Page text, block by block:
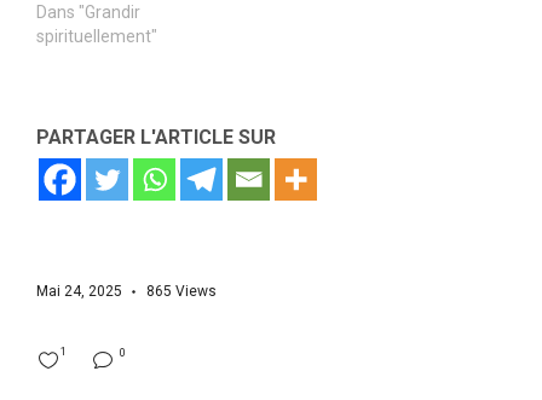
Dans "Grandir
spirituellement"
PARTAGER L'ARTICLE SUR
Mai 24, 2025 865 Views
0
1